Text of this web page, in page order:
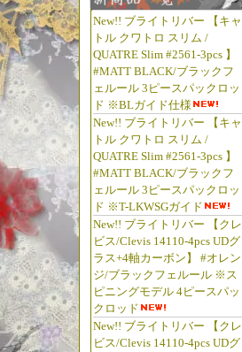
New!! ブライトリバー 【キャ
トル クワトロ スリム /
QUATRE Slim #2561-3pcs 】
#MATT BLACK/ブラックフ
ェルール 3ピースパックロッ
ド ※BLガイド仕様
New!! ブライトリバー 【キャ
トル クワトロ スリム /
QUATRE Slim #2561-3pcs 】
#MATT BLACK/ブラックフ
ェルール 3ピースパックロッ
ド ※T-LKWSGガイド
New!! ブライトリバー 【クレ
ビス/Clevis 14110-4pcs UDグ
ラス+4軸カーボン】 #オレン
ジ/ブラックフェルール ※ス
ピニングモデル 4ピースパッ
クロッド
New!! ブライトリバー 【クレ
ビス/Clevis 14110-4pcs UDグ